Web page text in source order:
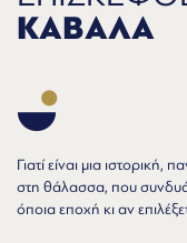
ΚΑΒΑΛΑ
Γιατί είναι μια
στη θάλασσα, που
όποια εποχή κι αν